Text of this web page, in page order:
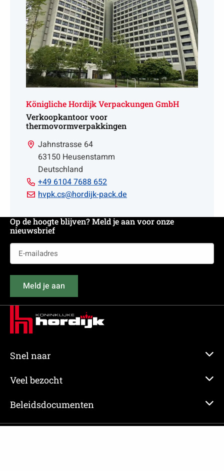
Königliche Hordijk Verpackungen GmbH
Verkoopkantoor voor
thermovormverpakkingen
Jahnstrasse 64
63150 Heusenstamm
Deutschland
+49 6104 7688 652
Bell
+49
7688
652
hvpk.cs@hordijk-pack.de
Email
pack.de
Op de hoogte blijven? Meld je aan voor onze
nieuwsbrief
mailadres
(Vereist)
Meld je aan
Snel naar
Veel bezocht
Beleidsdocumenten